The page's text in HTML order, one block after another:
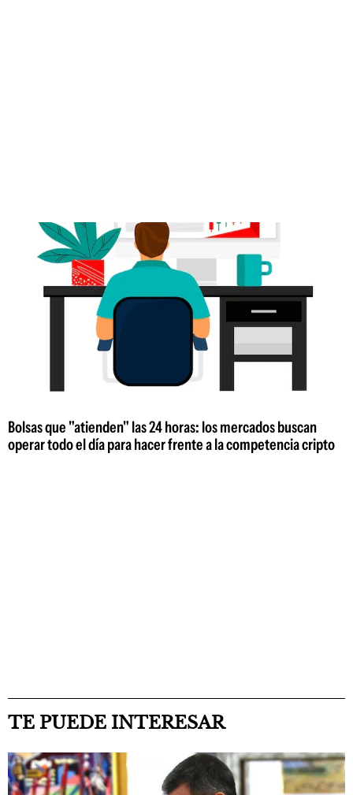
Bolsas que "atienden" las 24 horas: los mercados buscan
operar todo el día para hacer frente a la competencia cripto
TE PUEDE INTERESAR